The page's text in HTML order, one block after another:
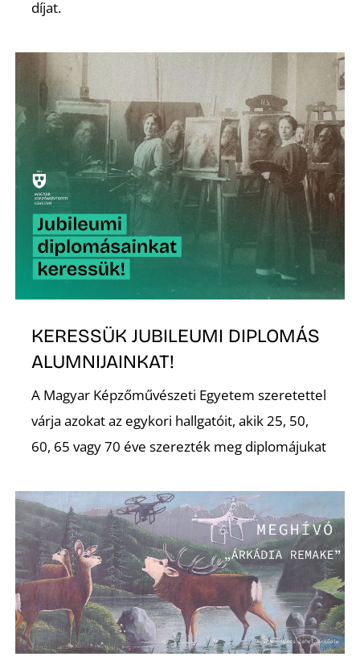
díjat.
KERESSÜK JUBILEUMI DIPLOMÁS
ALUMNIJAINKAT!
A Magyar Képzőművészeti Egyetem szeretettel
várja azokat az egykori hallgatóit, akik 25, 50,
60, 65 vagy 70 éve szerezték meg diplomájukat